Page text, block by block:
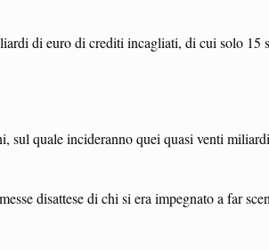
di euro di crediti incagliati, di cui solo 15
quale incideranno quei quasi venti
disattese di chi si era impegnato a far